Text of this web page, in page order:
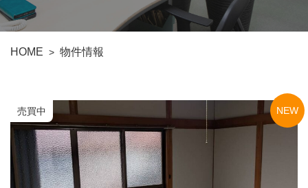
HOME 物件情報
売買中 NEW